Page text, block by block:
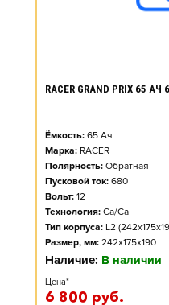
RACER GRAND PRIX 65
Ёмкость: 65 Ач
Марка: RACER
Полярность: Обратная
Пусковой ток: 680
Вольт: 12
Технология: Ca/Ca
Тип корпуса: L2
Размер, мм: 242x175x190
Наличие: В наличии
Цена*
6 800 руб.